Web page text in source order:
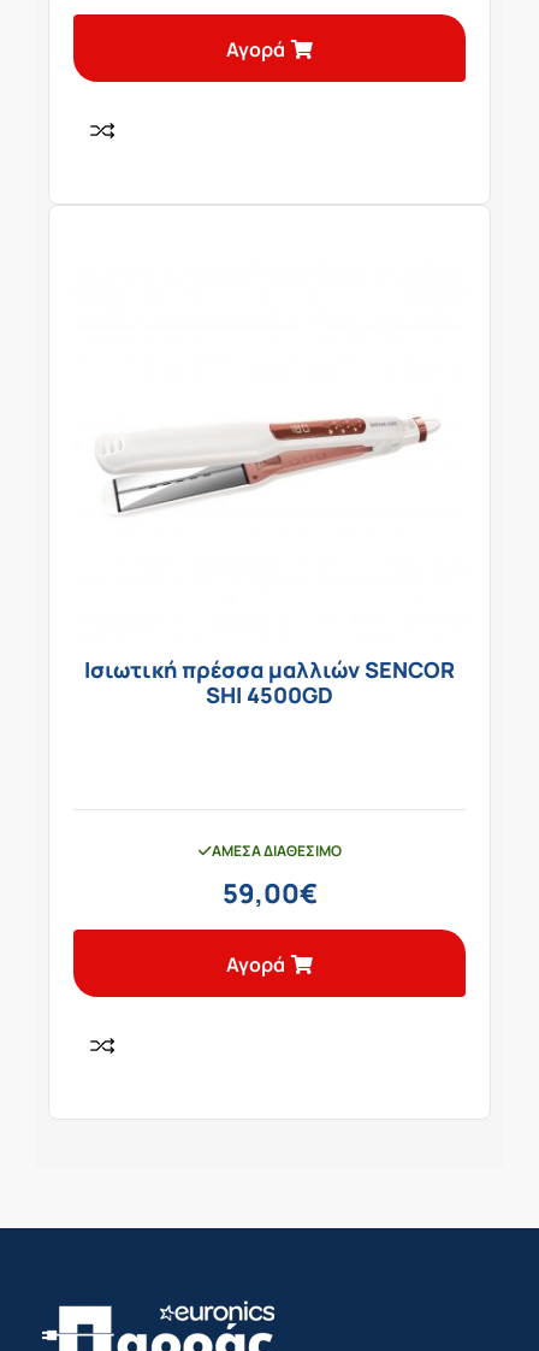
Αγορά
Ισιωτική πρέσσα μαλλιών SENCOR
SHI 4500GD
ΆΜΕΣΑ ΔΙΑΘΈΣΙΜΟ
59,00€
Αγορά